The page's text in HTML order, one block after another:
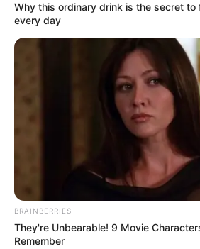
Why this ordinary drink is the secret to
every day
BRAINBERRIES
They're Unbearable! 9 Movie
Remember